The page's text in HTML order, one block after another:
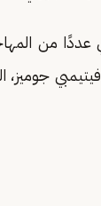
عددًا من